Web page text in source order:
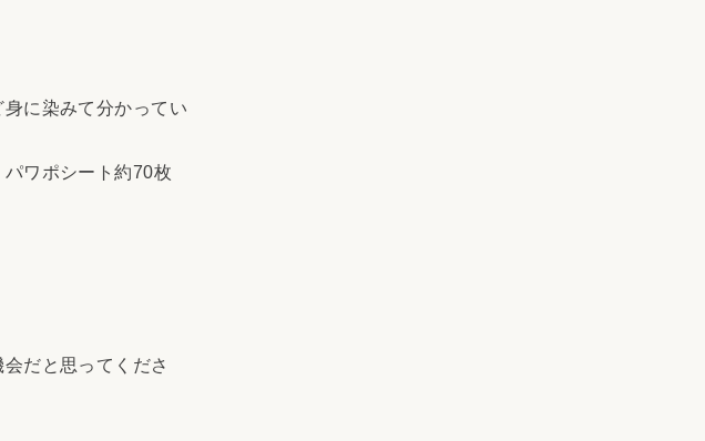
に染みて分かってい
ワポシート約70枚
だと思ってくださ